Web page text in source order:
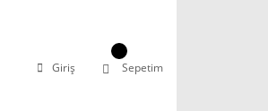
Giriş Sepetim